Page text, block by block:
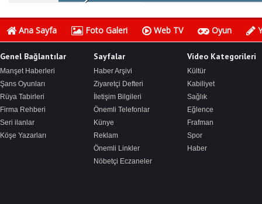
Ana Sayfa Foto Galeri Web TV Oyun
Genel Bağlantılar
Manşet Haberleri
Şans Oyunları
Rüya Tabirleri
Firma Rehberi
Seri ilanlar
Köşe Yazarları
Sayfalar
Haber Arşivi
Ziyaretçi Defteri
İletişim Bilgileri
Önemli Telefonlar
Künye
Reklam
Önemli Linkler
Nöbetçi Eczaneler
Video Kategorileri
Kültür
Kabiliyet
Sağlık
Eğlence
Frafman
Spor
Haber